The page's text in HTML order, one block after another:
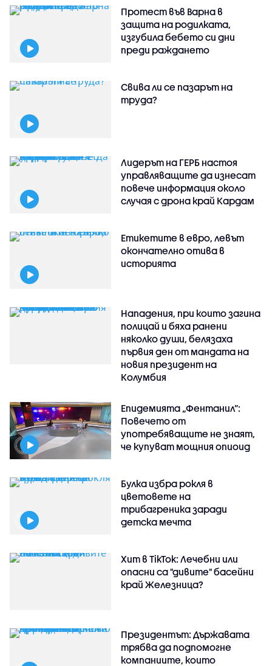
Протест във Варна в
защита на родилката,
изгубила бебето си дни
преди раждането
Свива ли се пазарът на
труда?
Лидерът на ГЕРБ настоя
управляващите да изнесат
повече информация около
случая с дрона край Кардам
Етикетите в евро, левът
окончателно отива в
историята
Нападения, при които загина
полицай и бяха ранени
няколко души, белязаха
първия ден от мандата на
новия президент на
Колумбия
Епидемията „Фентанил”:
Повечето от
употребяващите не знаят,
че купуват мощния опиоид
Булка избра рокля в
цветовете на
трибагреника заради
детска мечта
Хит в TikTok: Лечебни или
опасни са "дивите" басейни
край Железница?
Президентът: Държавата
трябва да подпомогне
компаниите, които